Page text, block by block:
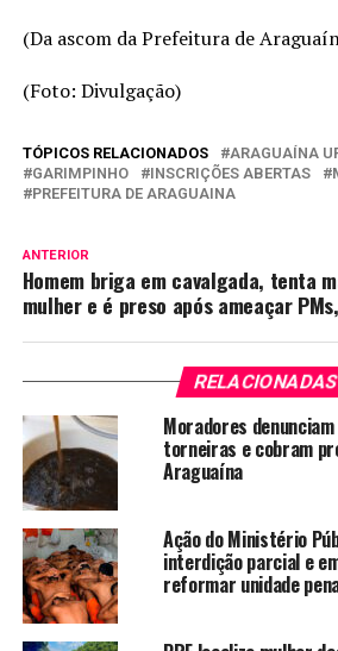
(Da ascom da Prefeitura de
(Foto: Divulgação)
TÓPICOS RELACIONADOS
ARAGUAÍNA
GARIMPINHO
INSCRIÇÕES ABERTAS
PREFEITURA DE ARAGUAINA
ANTERIOR
Homem briga em cavalgada, tenta
mulher e é preso após ameaçar
RELACIONADAS
Moradores
torneiras e cobram
Araguaína
Ação do Ministério
interdição parcial e
reformar unidade